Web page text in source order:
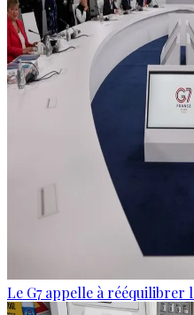
Le G7 appelle à rééquilibrer